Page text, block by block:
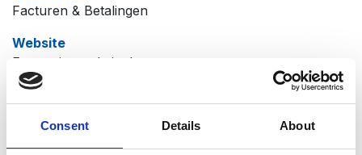
Consent Details About
Facturen & Betalingen
Website
Enterprise website bouwer
E-commerce
Chat